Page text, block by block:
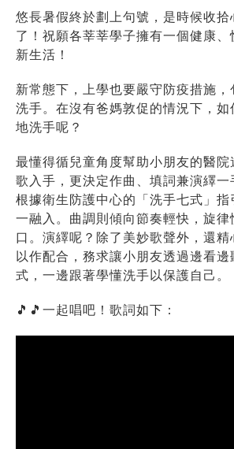
悠長暑假終於劃上句號，是時候收拾
了！祝願各莘莘學子擁有一個健康、
新生活！
新常態下，上學也要嚴守防疫措施，
洗手。在沒有爸媽敦促的情況下，如
地洗手呢？
最懂得循兒童角度幫助小朋友的醫院
歌入手，更決定作曲、填詞兼演繹一
根據衛生防護中心的「洗手七式」指
一融入。曲調則傾向節奏輕快，旋律
口。演繹呢？除了美妙歌聲外，還
以作配合，務求讓小朋友透過邊看
式，一邊跟著學懂洗手以保護自己。
🎵 🎵 一起唱吧！歌詞如下：